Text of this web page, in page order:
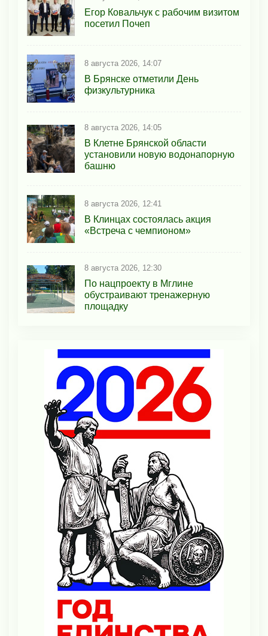
Егор Ковальчук с рабочим визитом
посетил Почеп
8 августа 2026, 14:07
В Брянске отметили День
физкультурника
8 августа 2026, 14:05
В Клетне Брянской области
установили новую водонапорную
башню
8 августа 2026, 12:41
В Клинцах состоялась акция
«Встреча с чемпионом»
8 августа 2026, 12:30
По нацпроекту в Мглине
обустраивают тренажерную
площадку